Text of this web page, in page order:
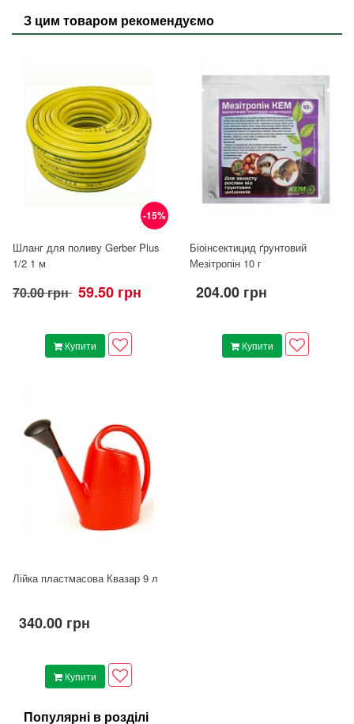
З цим товаром рекомендуємо
-15%
Шланг для поливу Gerber Plus
1/2 1 м
70.00 грн 59.50 грн
Купити
Біоінсектицид ґрунтовий
Мезітропін 10 г
204.00 грн
Купити
Лійка пластмасова Квазар 9 л
340.00 грн
Купити
Популярні в розділі